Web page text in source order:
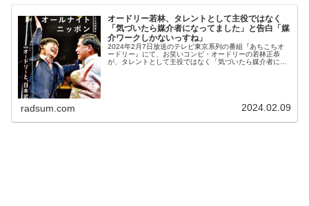
オードリー若林、タレントとして主役ではなく
「気づいたら媒介者になってました」と告白「媒
介ワークしかないっすね」
2024年2月7日放送のテレビ東京系列の番組『あちこちオ
ードリー』にて、お笑いコンビ・オードリーの若林正恭
が、タレントとして主役ではなく「気づいたら媒介者にな
radsum.com 2024.02.09